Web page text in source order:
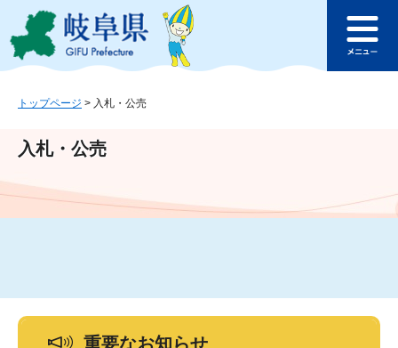
ジ
ュ
文
このページの本文へ
ュ
トップページ > 入札・公売
入札・公売
重要なお知らせ